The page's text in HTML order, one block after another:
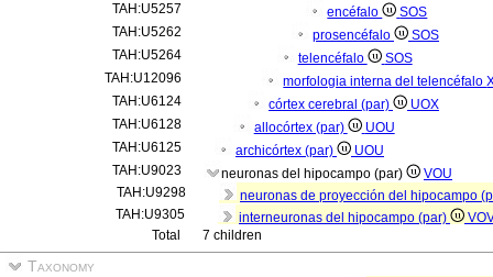
TAH:U5257
encéfalo
SOS
TAH:U5262
prosencéfalo
SOS
TAH:U5264
telencéfalo
SOS
TAH:U12096
morfologia interna del telencéfalo
TAH:U6124
córtex cerebral (par)
UOX
TAH:U6128
allocórtex (par)
UOU
TAH:U6125
archicórtex (par)
UOU
TAH:U9023
neuronas del hipocampo (par)
VOU
TAH:U9298
neuronas de proyección del hipocampo
TAH:U9305
interneuronas del hipocampo (par)
Total
7 children
Taxonomy